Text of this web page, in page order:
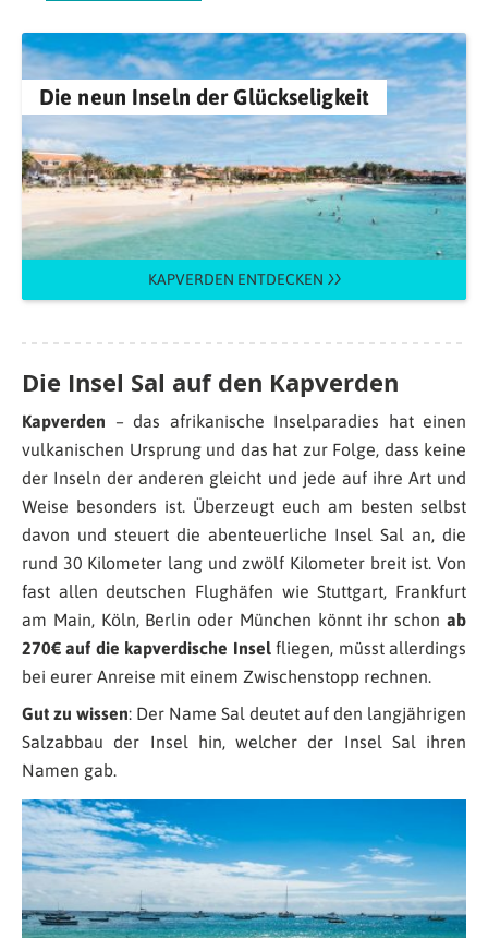
Die neun Inseln der Glückseligkeit
KAPVERDEN ENTDECKEN
Die Insel Sal auf den Kapverden
Kapverden – das afrikanische Inselparadies hat einen
vulkanischen Ursprung und das hat zur Folge, dass keine
der Inseln der anderen gleicht und jede auf ihre Art und
Weise besonders ist. Überzeugt euch am besten selbst
davon und steuert die abenteuerliche Insel Sal an, die
rund 30 Kilometer lang und zwölf Kilometer breit ist. Von
fast allen deutschen Flughäfen wie Stuttgart, Frankfurt
am Main, Köln, Berlin oder München könnt ihr schon ab
270€ auf die kapverdische Inselfliegen, müsst allerdings
bei eurer Anreise mit einem Zwischenstopp rechnen.
Gut zu wissen: Der Name Sal deutet auf den langjährigen
Salzabbau der Insel hin, welcher der Insel Sal ihren
Namen gab.